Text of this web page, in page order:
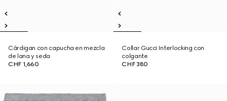
Cárdigan con capucha en mezcla
de lana y seda
CHF 1,660
Collar Gucci Interlocking con
colgante
CHF 380